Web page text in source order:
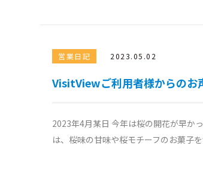
営業日記 2023.05.02
VisitViewご利用者様からのお
2023年4月某日 今年は桜の開花が早か
は、桜味の甘味や桜モチーフのお菓子